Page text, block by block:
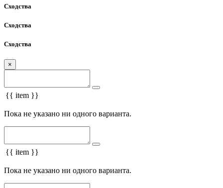
Сходства
Сходства
Сходства
×
{{ item }}
Пока не указано ни одного варианта.
{{ item }}
Пока не указано ни одного варианта.